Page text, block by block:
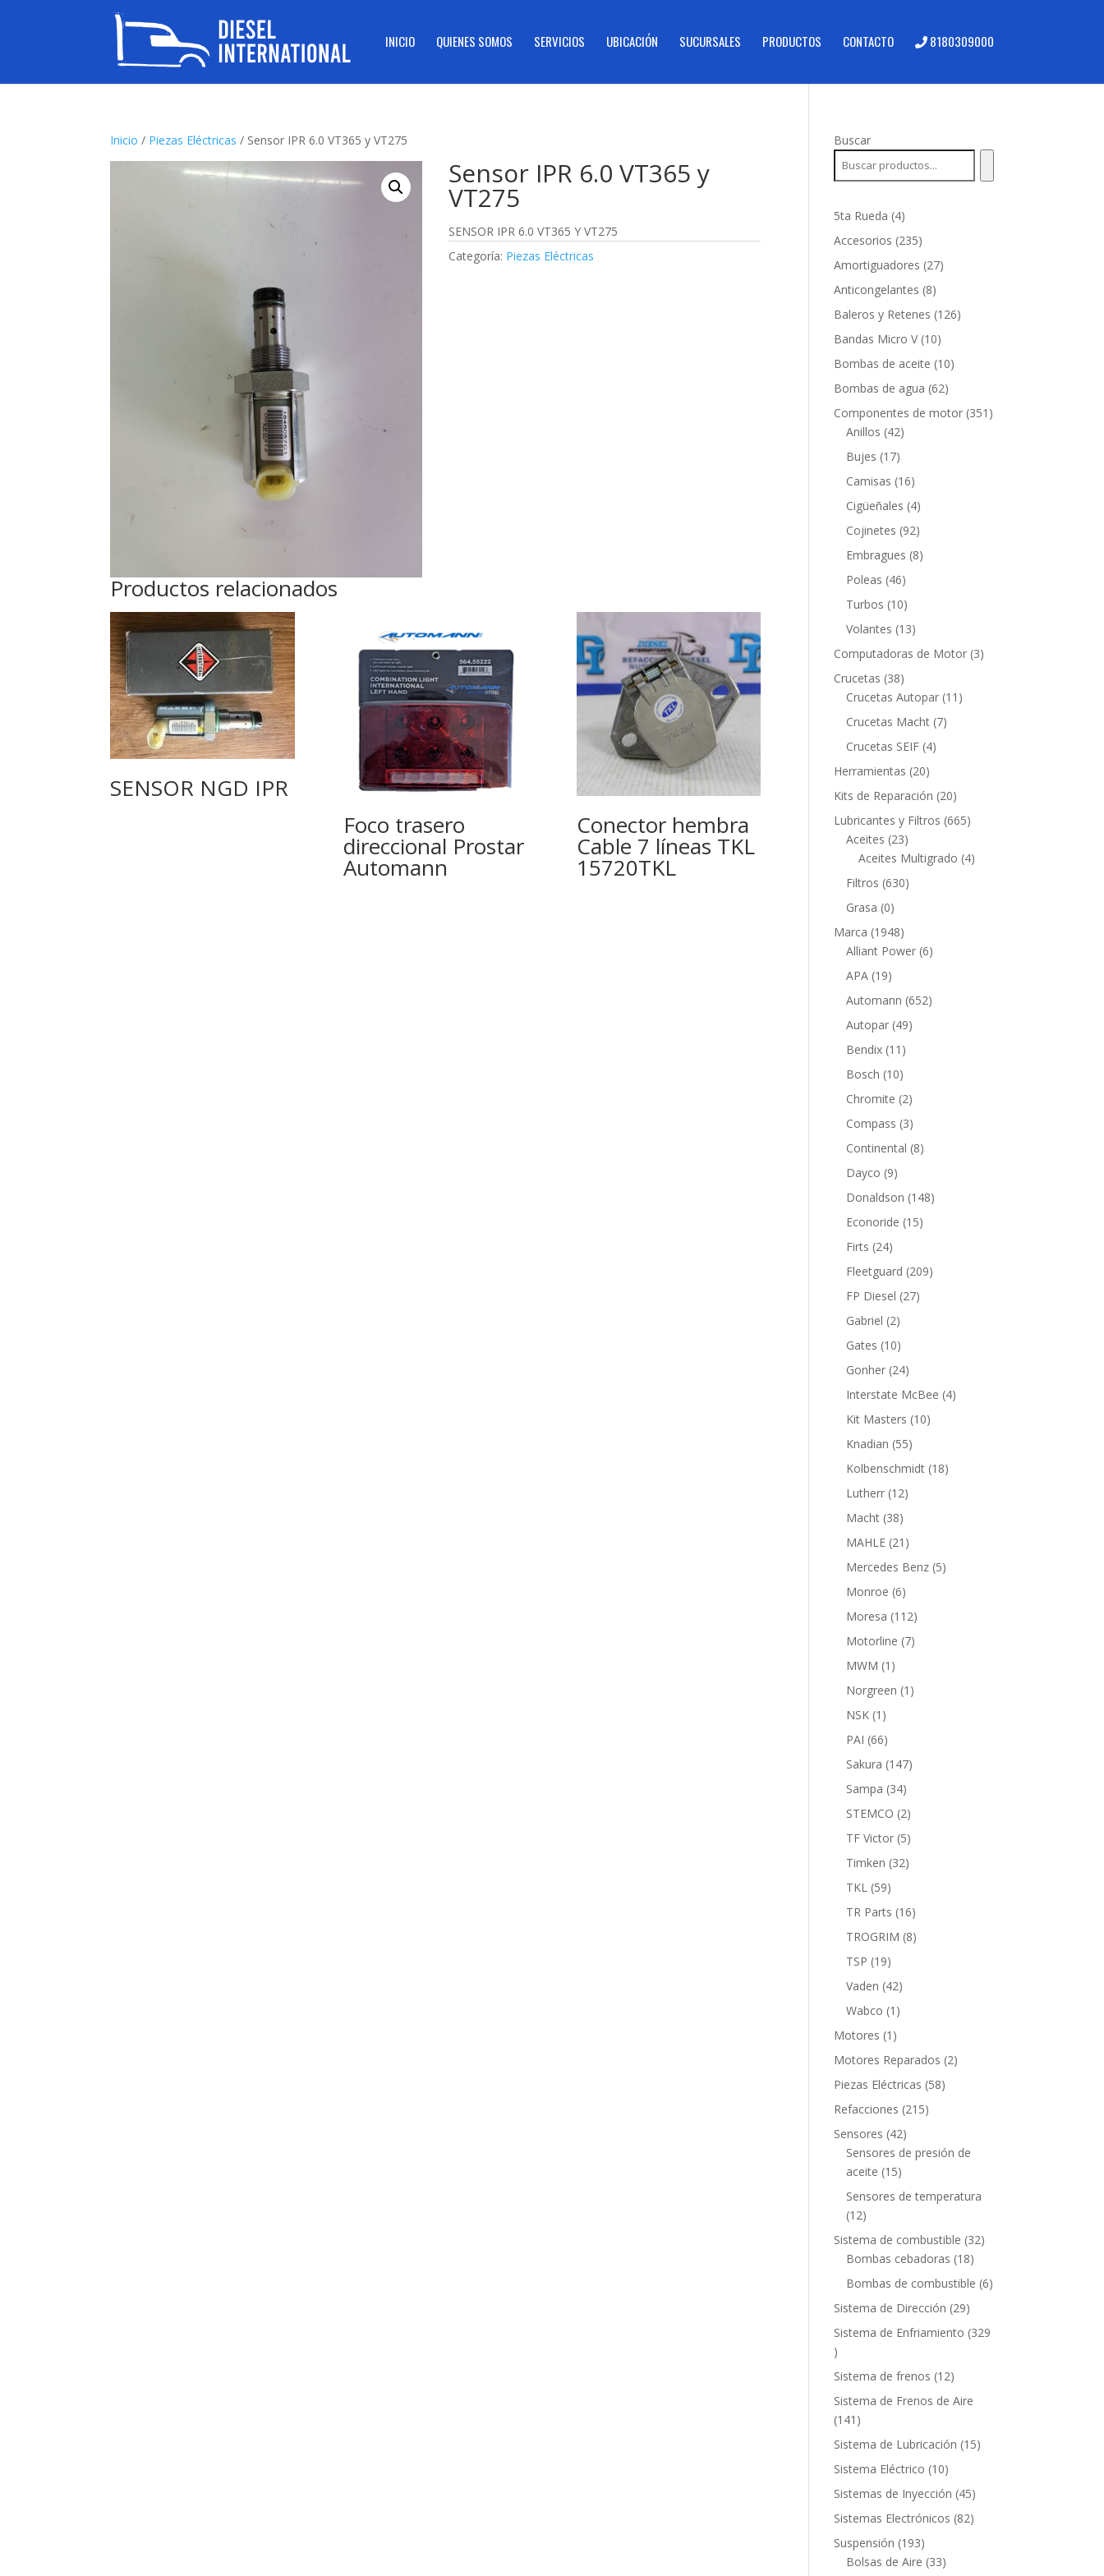
INICIO QUIENES SOMOS SERVICIOS UBICACIÓN SUCURSALES PRODUCTOS CONTACTO 8180309000
Inicio / Piezas Eléctricas / Sensor IPR 6.0 VT365 y VT275
Sensor IPR 6.0 VT365 y
VT275
SENSOR IPR 6.0 VT365 Y VT275
Categoría: Piezas Eléctricas
Productos relacionados
SENSOR NGD IPR
Foco trasero
direccional Prostar
Automann
Conector hembra
Cable 7 líneas TKL
15720TKL
Buscar
5ta Rueda 44
productos
Accesorios 235235
productos
Amortiguadores 2727
Anticongelantes 88
productos
Baleros y Retenes 126126
Bandas Micro V 1010
productos
Bombas de aceite 1010
Bombas de agua 6262
productos
Componentes de motor 351 351
Anillos 4242
Bujes 1717
productos
Camisas 1616
productos
Cigüeñales 44
productos
Cojinetes 9292
productos
Embragues 88
Poleas 4646
productos
Turbos 1010
productos
Volantes 1313
productos
Computadoras de Motor 33
Crucetas 3838
productos
Crucetas Autopar 11 11
Crucetas Macht 77
Crucetas SEIF 44
Herramientas 2020
productos
Kits de Reparación 2020
productos
Lubricantes y Filtros 665665
Aceites 2323
productos
Aceites Multigrado 44
Filtros 630630
Grasa 00
productos
Marca 19481948
productos
Alliant Power 66
APA 1919
productos
Automann 652652
Autopar 4949
Bendix 11 11
productos
Bosch 1010
productos
Chromite 22
productos
Compass 33
productos
Continental 88
Dayco 99
productos
Donaldson 148148
Econoride 1515
Firts 2424
productos
Fleetguard 209209
FP Diesel 2727
Gabriel 22
productos
Gates 1010
productos
Gonher 2424
productos
Interstate McBee 44
Kit Masters 1010
Knadian 5555
productos
Kolbenschmidt 1818
Lutherr 1212
Macht 3838
productos
MAHLE 21 21
productos
Mercedes Benz 55
Monroe 66
productos
Moresa 112112
productos
Motorline 77
MWM 1 1
producto
Norgreen 1 1
NSK 1 1
producto
PAI 6666
productos
Sakura 147147
Sampa 3434
productos
STEMCO 22
productos
TF Victor 55
productos
Timken 3232
TKL 5959
productos
TR Parts 1616
productos
TROGRIM 88
TSP 1919
productos
Vaden 4242
productos
Wabco 1 1
Motores 1 1
producto
Motores Reparados 22
Piezas Eléctricas 5858
Refacciones 215215
Sensores 4242
productos
Sensores de presión de
aceite 1515
productos
Sensores de temperatura
1212
productos
Sistema de combustible 3232
Bombas cebadoras 1818
productos
Bombas de combustible 66
Sistema de Dirección 2929
productos
Sistema de Enfriamiento 329
329
productos
Sistema de frenos 1212
productos
Sistema de Frenos de Aire
141 141
productos
Sistema de Lubricación 1515
Sistema Eléctrico 1010
productos
Sistemas de Inyección 4545
productos
Sistemas Electrónicos 8282
Suspensión 193193
productos
Bolsas de Aire 3333